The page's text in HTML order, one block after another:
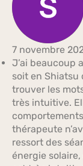
7 novembre
J’ai beaucoup
soit en Shiatsu
trouver les
très intuitive.
thérapeute
ressort des
énergie